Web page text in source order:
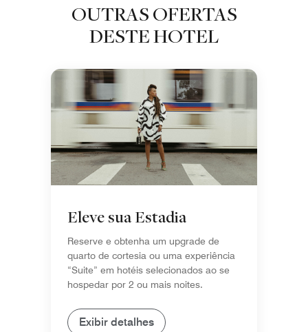
OUTRAS OFERTAS
DESTE HOTEL
Eleve sua Estadia
Reserve e obtenha um upgrade de
quarto de cortesia ou uma experiência
“Suite” em hotéis selecionados ao se
hospedar por 2 ou mais noites.
Exibir detalhes